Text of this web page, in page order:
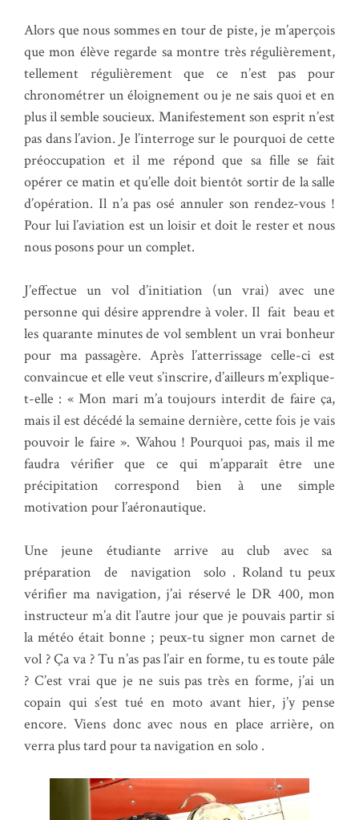
Alors que nous sommes en tour de piste, je m’aperçois
que mon élève regarde sa montre très régulièrement,
tellement régulièrement que ce n’est pas pour
chronométrer un éloignement ou je ne sais quoi et en
plus il semble soucieux. Manifestement son esprit n’est
pas dans l’avion. Je l’interroge sur le pourquoi de cette
préoccupation et il me répond que sa fille se fait
opérer ce matin et qu’elle doit bientôt sortir de la salle
d’opération. Il n’a pas osé annuler son rendez-vous !
Pour lui l’aviation est un loisir et doit le rester et nous
nous posons pour un complet.
J’effectue un vol d’initiation (un vrai) avec une
personne qui désire apprendre à voler. Il fait beau et
les quarante minutes de vol semblent un vrai bonheur
pour ma passagère. Après l’atterrissage celle-ci est
convaincue et elle veut s’inscrire, d’ailleurs m’explique-
t-elle : « Mon mari m’a toujours interdit de faire ça,
mais il est décédé la semaine dernière, cette fois je vais
pouvoir le faire ». Wahou ! Pourquoi pas, mais il me
faudra vérifier que ce qui m’apparaît être une
précipitation correspond bien à une simple
motivation pour l’aéronautique.
Une jeune étudiante arrive au club avec sa
préparation de navigation solo . Roland tu peux
vérifier ma navigation, j’ai réservé le DR 400, mon
instructeur m’a dit l’autre jour que je pouvais partir si
la météo était bonne ; peux-tu signer mon carnet de
vol ? Ça va ? Tu n’as pas l’air en forme, tu es toute pâle
? C’est vrai que je ne suis pas très en forme, j’ai un
copain qui s’est tué en moto avant hier, j’y pense
encore. Viens donc avec nous en place arrière, on
verra plus tard pour ta navigation en solo .